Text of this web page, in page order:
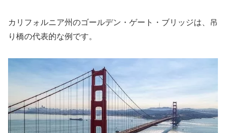
カリフォルニア州のゴールデン・ゲート・ブリッジは、吊
り橋の代表的な例です。